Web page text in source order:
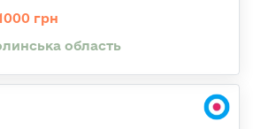
грн
область